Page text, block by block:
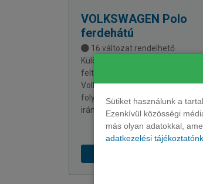
Sütiket használunk a
Ezenkívül közösségi
más olyan adatokkal,
adatkezelési
VOLKSWAGEN Polo
ferdehátú
16 változat rendelhető
Különleges, egyedi fényszóróival
feltűnő megjelenésű a
Volkswagen Polo, amit a hátsó
folytonos fénymozgású
irányjelzővel egészítettek ki.